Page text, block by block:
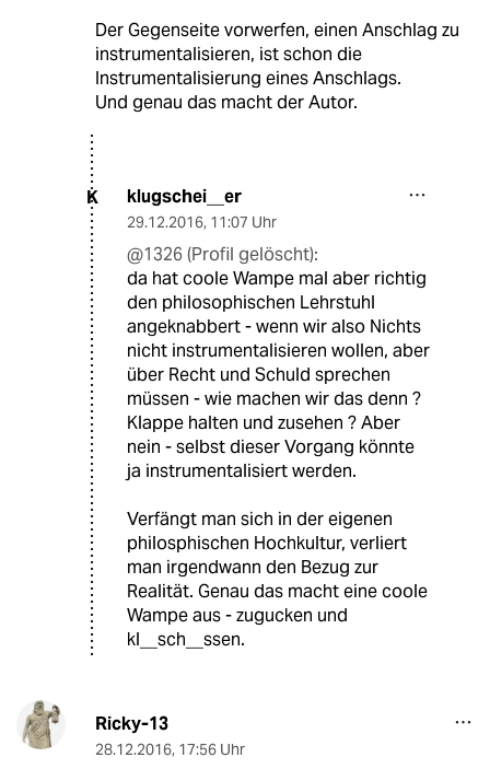
Der Gegenseite vorwerfen, einen Anschlag zu
instrumentalisieren, ist schon die
Instrumentalisierung eines Anschlags.
Und genau das macht der Autor.
K klugschei__er
29.12.2016, 11:07 Uhr
@1326 (Profil gelöscht):
da hat coole Wampe mal aber richtig
den philosophischen Lehrstuhl
angeknabbert - wenn wir also Nichts
nicht instrumentalisieren wollen, aber
über Recht und Schuld sprechen
müssen - wie machen wir das denn ?
Klappe halten und zusehen ? Aber
nein - selbst dieser Vorgang könnte
ja instrumentalisiert werden.
Verfängt man sich in der eigenen
philosphischen Hochkultur, verliert
man irgendwann den Bezug zur
Realität. Genau das macht eine coole
Wampe aus - zugucken und
kl__sch__ssen.
Ricky-13
28.12.2016, 17:56 Uhr